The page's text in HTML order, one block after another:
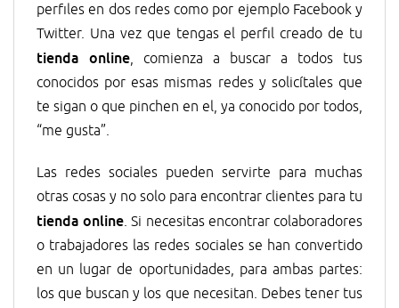
perfiles en dos redes como por ejemplo Facebook y
Twitter. Una vez que tengas el perfil creado de tu
tienda online, comienza a buscar a todos tus
conocidos por esas mismas redes y solicítales que
te sigan o que pinchen en el, ya conocido por todos,
“me gusta”.
Las redes sociales pueden servirte para muchas
otras cosas y no solo para encontrar clientes para tu
tienda online. Si necesitas encontrar colaboradores
o trabajadores las redes sociales se han convertido
en un lugar de oportunidades, para ambas partes:
los que buscan y los que necesitan. Debes tener tus